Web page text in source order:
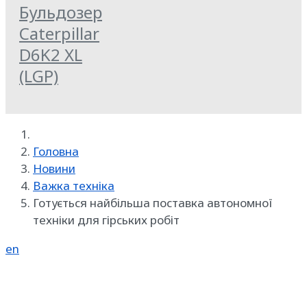
Бульдозер
Caterpillar
D6K2 XL
(LGP)
Головна
Новини
Важка техніка
Готується найбільша поставка автономної
техніки для гірських робіт
en